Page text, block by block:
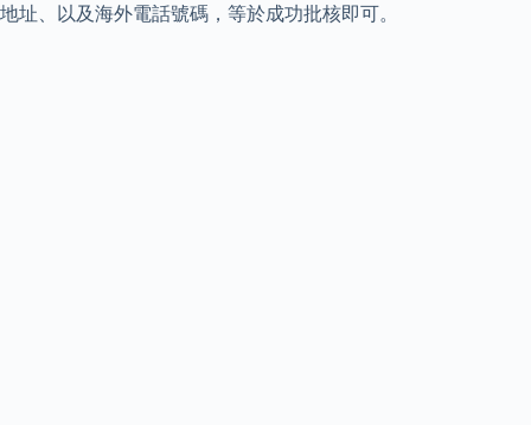
地址、以及海外電話號碼，等於成功批核即可。